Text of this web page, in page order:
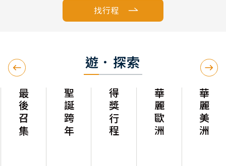
找行程
遊．探索
最後召集 聖誕跨年 得獎行程 華麗歐洲 華麗美洲